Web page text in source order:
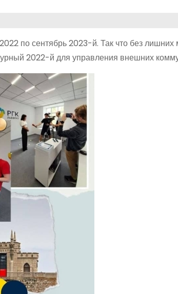
по сентябрь 2023-й. Так что без лишних
2022-й для управления внешних